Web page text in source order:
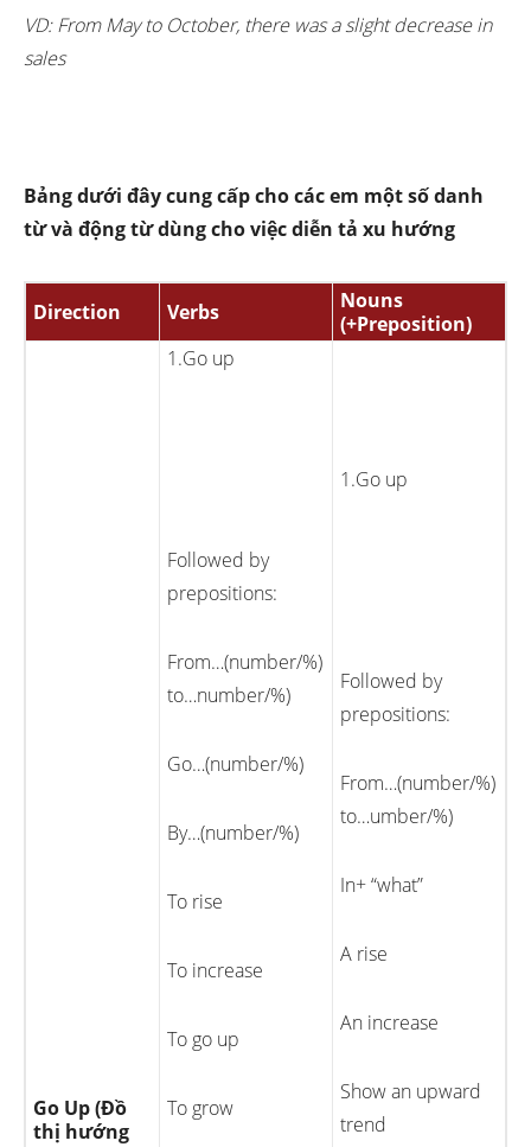
VD: From May to October, there was a slight decrease in
sales
Bảng dưới đây cung cấp cho các em một số danh
từ và động từ dùng cho việc diễn tả xu hướng
Direction Verbs
Nouns
(+Preposition)
Go Up (Đồ
thị hướng
1.Go up
Followed by
prepositions:
From…(number/%)
to…number/%)
Go…(number/%)
By…(number/%)
To rise
To increase
To go up
To grow
1.Go up
Followed by
prepositions:
From…(number/%)
to…umber/%)
In+ “what”
A rise
An increase
Show an upward
trend